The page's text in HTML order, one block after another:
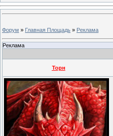
Форум » Главная Площадь » Реклама
Реклама
Торн